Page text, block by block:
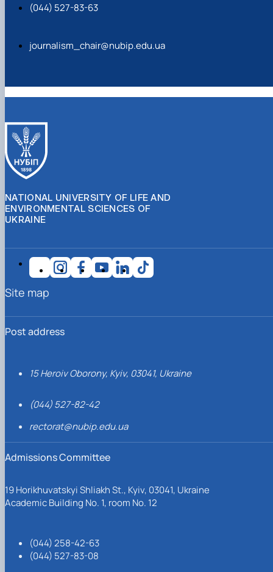
(044) 527-83-63
journalism_chair@nubip.edu.ua
NATIONAL UNIVERSITY OF LIFE AND
ENVIRONMENTAL SCIENCES OF
UKRAINE
Post address
15 Heroiv Oborony, Kyiv, 03041, Ukraine
(044) 527-82-42
rectorat@nubip.edu.ua
Admissions Committee
19 Horikhuvatskyi Shliakh St., Kyiv, 03041, Ukraine
Academic Building No. 1, room No. 12
(044) 258-42-63
(044) 527-83-08
Site map